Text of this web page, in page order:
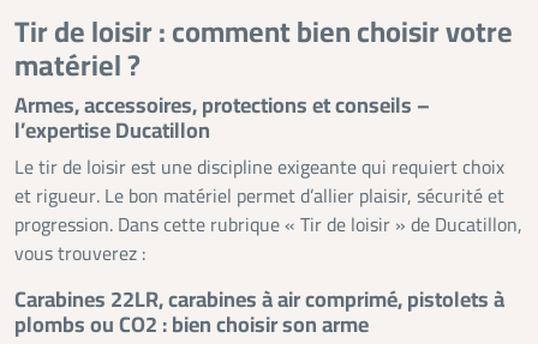
Tir de loisir : comment bien choisir votre
matériel ?
Armes, accessoires, protections et conseils –
l’expertise Ducatillon
Le tir de loisir est une discipline exigeante qui requiert choix
et rigueur. Le bon matériel permet d’allier plaisir, sécurité et
progression. Dans cette rubrique « Tir de loisir » de Ducatillon,
vous trouverez :
Carabines 22LR, carabines à air comprimé, pistolets à
plombs ou CO2 : bien choisir son arme